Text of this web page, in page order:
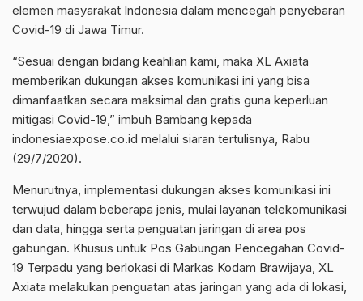
elemen masyarakat Indonesia dalam mencegah penyebaran
Covid-19 di Jawa Timur.
“Sesuai dengan bidang keahlian kami, maka XL Axiata
memberikan dukungan akses komunikasi ini yang bisa
dimanfaatkan secara maksimal dan gratis guna keperluan
mitigasi Covid-19,” imbuh Bambang kepada
indonesiaexpose.co.id melalui siaran tertulisnya, Rabu
(29/7/2020).
Menurutnya, implementasi dukungan akses komunikasi ini
terwujud dalam beberapa jenis, mulai layanan telekomunikasi
dan data, hingga serta penguatan jaringan di area pos
gabungan. Khusus untuk Pos Gabungan Pencegahan Covid-
19 Terpadu yang berlokasi di Markas Kodam Brawijaya, XL
Axiata melakukan penguatan atas jaringan yang ada di lokasi,